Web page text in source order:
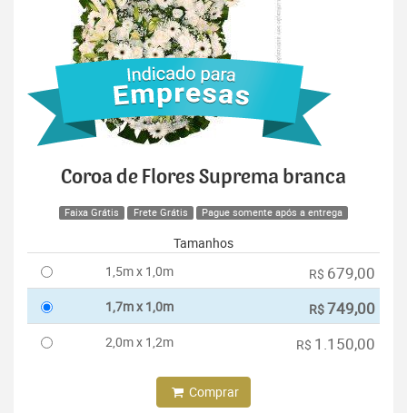
Coroa de Flores Suprema branca
Faixa Grátis Frete Grátis Pague somente após a entrega
Tamanhos
1,5m x 1,0m
R$ 679,00
1,7m x 1,0m R$749,00
2,0m x 1,2m R$ 1.150,00
Comprar